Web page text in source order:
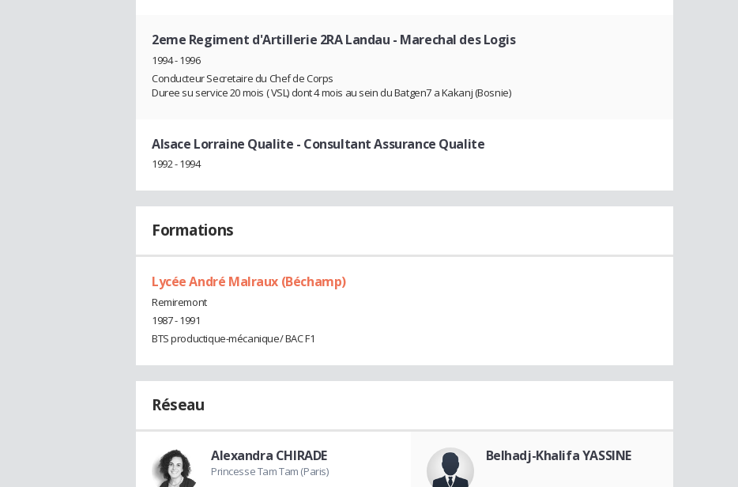
2eme Regiment d'Artillerie 2RA Landau - Marechal des Logis
1994 - 1996
Conducteur Secretaire du Chef de Corps
Duree su service 20 mois ( VSL) dont 4 mois au sein du Batgen7 a Kakanj (Bosnie)
Alsace Lorraine Qualite - Consultant Assurance Qualite
1992 - 1994
Formations
Lycée André Malraux (Béchamp)
Remiremont
1987 - 1991
BTS productique-mécanique/ BAC F1
Réseau
Alexandra CHIRADE
Princesse Tam Tam (Paris)
Belhadj-Khalifa YASSINE